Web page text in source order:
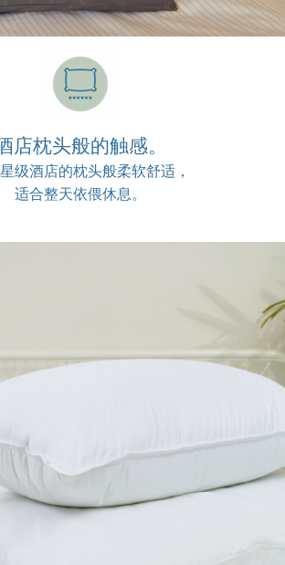
店枕头般的触感。
级酒店的枕头般柔软舒适，
适合整天依偎休息。